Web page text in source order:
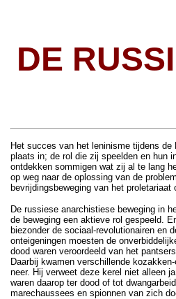
DE
Het succes van het leninisme tijdens de
plaats in; de rol die zij speelden en hun
ontdekken sommigen wat zij al te lang
op weg naar de oplossing van de
bevrijdingsbeweging van het
De russiese anarchistiese beweging in
de beweging een aktieve rol gespeeld.
biezonder de sociaal-revolutionairen en
onteigeningen moesten de
dood waren veroordeeld van het
Daarbij kwamen verschillende
neer. Hij verweet deze kerel niet alleen
waren daarop ter dood of tot
marechaussees en spionnen van zich